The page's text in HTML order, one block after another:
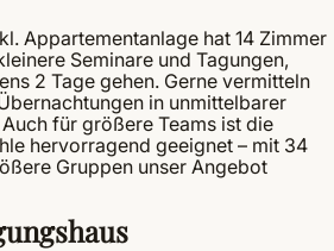
Appartementanlage hat 14 Zimmer
Seminare und Tagungen,
2 Tage gehen. Gerne vermitteln
in unmittelbarer
für größere Teams ist die
hervorragend geeignet – mit 34
Gruppen unser Angebot